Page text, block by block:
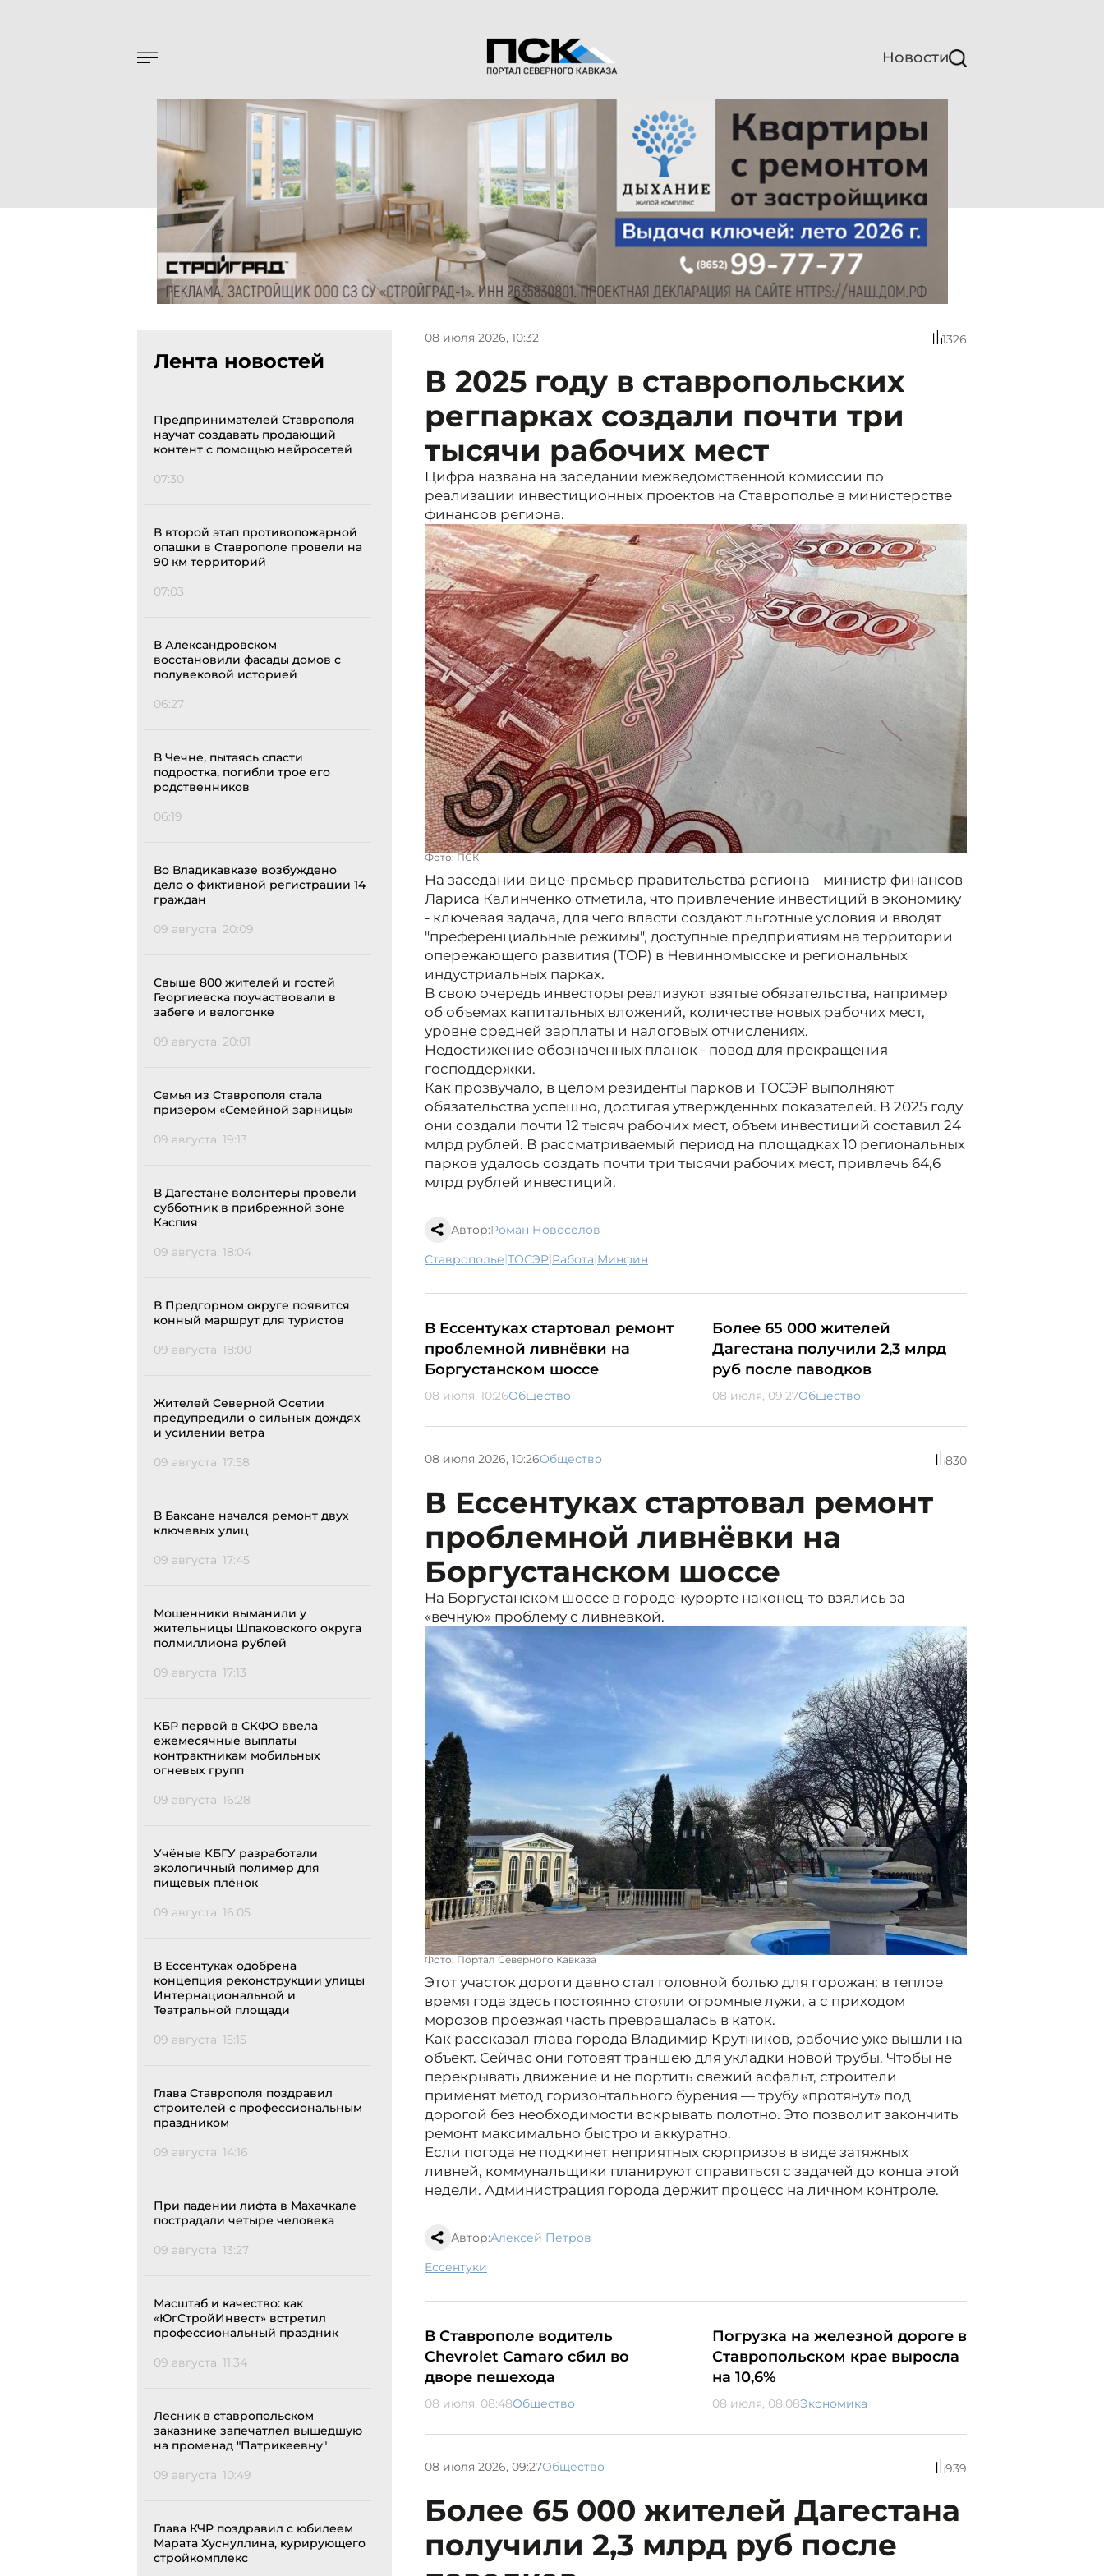
Новости
Лента новостей
Предпринимателей Ставрополя
научат создавать продающий
контент с помощью нейросетей
07:30
В второй этап противопожарной
опашки в Ставрополе провели на
90 км территорий
07:03
В Александровском
восстановили фасады домов с
полувековой историей
06:27
В Чечне, пытаясь спасти
подростка, погибли трое его
родственников
06:19
Во Владикавказе возбуждено
дело о фиктивной регистрации 14
граждан
09 августа, 20:09
Свыше 800 жителей и гостей
Георгиевска поучаствовали в
забеге и велогонке
09 августа, 20:01
Семья из Ставрополя стала
призером «Семейной зарницы»
09 августа, 19:13
В Дагестане волонтеры провели
субботник в прибрежной зоне
Каспия
09 августа, 18:04
В Предгорном округе появится
конный маршрут для туристов
09 августа, 18:00
Жителей Северной Осетии
предупредили о сильных дождях
и усилении ветра
09 августа, 17:58
В Баксане начался ремонт двух
ключевых улиц
09 августа, 17:45
Мошенники выманили у
жительницы Шпаковского округа
полмиллиона рублей
09 августа, 17:13
КБР первой в СКФО ввела
ежемесячные выплаты
контрактникам мобильных
огневых групп
09 августа, 16:28
Учёные КБГУ разработали
экологичный полимер для
пищевых плёнок
09 августа, 16:05
В Ессентуках одобрена
концепция реконструкции улицы
Интернациональной и
Театральной площади
09 августа, 15:15
Глава Ставрополя поздравил
строителей с профессиональным
праздником
09 августа, 14:16
При падении лифта в Махачкале
пострадали четыре человека
09 августа, 13:27
Масштаб и качество: как
«ЮгСтройИнвест» встретил
профессиональный праздник
09 августа, 11:34
Лесник в ставропольском
заказнике запечатлел вышедшую
на променад "Патрикеевну"
09 августа, 10:49
Глава КЧР поздравил с юбилеем
Марата Хуснуллина, курирующего
стройкомплекс
08 июля 2026, 10:32 1326
В 2025 году в ставропольских
регпарках создали почти три
тысячи рабочих мест
Цифра названа на заседании межведомственной комиссии по
реализации инвестиционных проектов на Ставрополье в министерстве
финансов региона.
Фото: ПСК
На заседании вице-премьер правительства региона – министр финансов
Лариса Калинченко отметила, что привлечение инвестиций в экономику
- ключевая задача, для чего власти создают льготные условия и вводят
"преференциальные режимы", доступные предприятиям на территории
опережающего развития (ТОР) в Невинномысске и региональных
индустриальных парках.
В свою очередь инвесторы реализуют взятые обязательства, например
об объемах капитальных вложений, количестве новых рабочих мест,
уровне средней зарплаты и налоговых отчислениях.
Недостижение обозначенных планок - повод для прекращения
господдержки.
Как прозвучало, в целом резиденты парков и ТОСЭР выполняют
обязательства успешно, достигая утвержденных показателей. В 2025 году
они создали почти 12 тысяч рабочих мест, объем инвестиций составил 24
млрд рублей. В рассматриваемый период на площадках 10 региональных
парков удалось создать почти три тысячи рабочих мест, привлечь 64,6
млрд рублей инвестиций.
Автор:Роман Новоселов
Ставрополье| ТОСЭР| работа| минфин
В Ессентуках стартовал ремонт
проблемной ливнёвки на
Боргустанском шоссе
08 июля, 10:26Общество
Более 65 000 жителей
Дагестана получили 2,3 млрд
руб после паводков
08 июля, 09:27Общество
08 июля 2026, 10:26Общество 830
В Ессентуках стартовал ремонт
проблемной ливнёвки на
Боргустанском шоссе
На Боргустанском шоссе в городе-курорте наконец-то взялись за
«вечную» проблему с ливневкой.
Фото: Портал Северного Кавказа
Этот участок дороги давно стал головной болью для горожан: в теплое
время года здесь постоянно стояли огромные лужи, а с приходом
морозов проезжая часть превращалась в каток.
Как рассказал глава города Владимир Крутников, рабочие уже вышли на
объект. Сейчас они готовят траншею для укладки новой трубы. Чтобы не
перекрывать движение и не портить свежий асфальт, строители
применят метод горизонтального бурения — трубу «протянут» под
дорогой без необходимости вскрывать полотно. Это позволит закончить
ремонт максимально быстро и аккуратно.
Если погода не подкинет неприятных сюрпризов в виде затяжных
ливней, коммунальщики планируют справиться с задачей до конца этой
недели. Администрация города держит процесс на личном контроле.
Автор:Алексей Петров
Ессентуки
В Ставрополе водитель
Chevrolet Camaro сбил во
дворе пешехода
08 июля, 08:48Общество
Погрузка на железной дороге в
Ставропольском крае выросла
на 10,6%
08 июля, 08:08Экономика
08 июля 2026, 09:27Общество 939
Более 65 000 жителей Дагестана
получили 2,3 млрд руб после